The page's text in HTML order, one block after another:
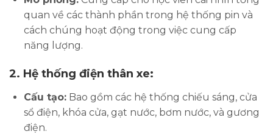
quan về các thành phần trong hệ thống pin và
cách chúng hoạt động trong việc cung cấp
năng lượng.
2. Hệ thống điện thân xe:
Cấu tạo: Bao gồm các hệ thống chiếu sáng, cửa
sổ điện, khóa cửa, gạt nước, bơm nước, và gương
điện.